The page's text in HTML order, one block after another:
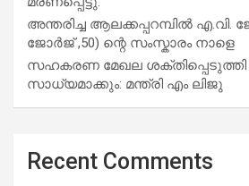
അന്തരിച്ച ആ​ല​ക്ക​പ്പ​റമ്പിൽ​ എ.​വി.
ജോർജ് ,50) ന്റെ സംസ്കാരം നാളെ
സഹകരണ മേഖല
സാധ്യമാക്കും: മന്ത്രി എം ലിജു
Recent Comments